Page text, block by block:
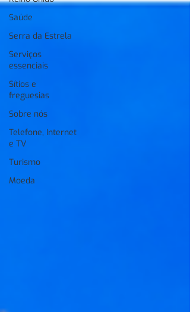
Saúde
Serra da Estrela
Serviços
essenciais
Sítios e
freguesias
Sobre nós
Telefone, Internet
e TV
Turismo
Moeda